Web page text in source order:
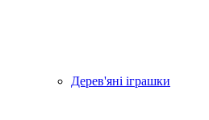
Дерев'яні іграшки